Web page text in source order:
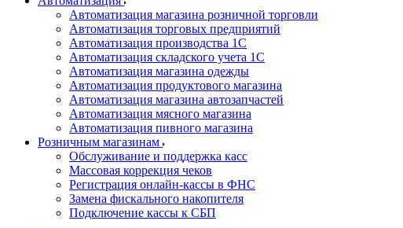
Автоматизация магазина розничной торговли
Автоматизация торговых предприятий
Автоматизация производства 1С
Автоматизация складского учета 1C
Автоматизация магазина одежды
Автоматизация продуктового магазина
Автоматизация магазина автозапчастей
Автоматизация мясного магазина
Автоматизация пивного магазина
Розничным магазинам
Обслуживание и поддержка касс
Массовая коррекция чеков
Регистрация онлайн-кассы в ФНС
Замена фискального накопителя
Подключение кассы к СБП